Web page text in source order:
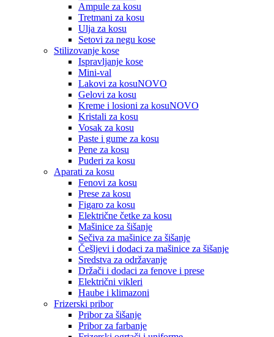
Ampule za kosu
Tretmani za kosu
Ulja za kosu
Setovi za negu kose
Stilizovanje kose
Ispravljanje kose
Mini-val
Lakovi za kosuNOVO
Gelovi za kosu
Kreme i losioni za kosuNOVO
Kristali za kosu
Vosak za kosu
Paste i gume za kosu
Pene za kosu
Puderi za kosu
Aparati za kosu
Fenovi za kosu
Prese za kosu
Figaro za kosu
Električne četke za kosu
Mašinice za šišanje
Sečiva za mašinice za šišanje
Češljevi i dodaci za mašinice za šišanje
Sredstva za održavanje
Držači i dodaci za fenove i prese
Električni vikleri
Haube i klimazoni
Frizerski pribor
Pribor za šišanje
Pribor za farbanje